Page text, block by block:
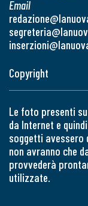
Email
Copyright
Le foto presenti
da Internet e
soggetti
non avranno che
provvederà
utilizzate.